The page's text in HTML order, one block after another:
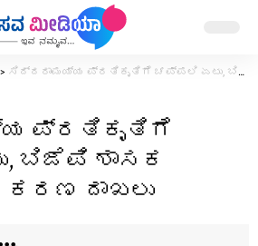
> ಸಿದ್ದರಾಮಯ್ಯ ಪ್ರತಿಕೃತಿಗೆ ಚಪ್ಪಲಿ ಏಟು, ಬಿಜೆಪಿ ಶಾಸಕ ವಿರುದ್ಧ ಪ್ರಕರಣ ದಾಖಲು
ಪ್ರತಿಕೃತಿಗೆ
ಬಿಜೆಪಿ ಶಾಸಕ
ದಾಖಲು